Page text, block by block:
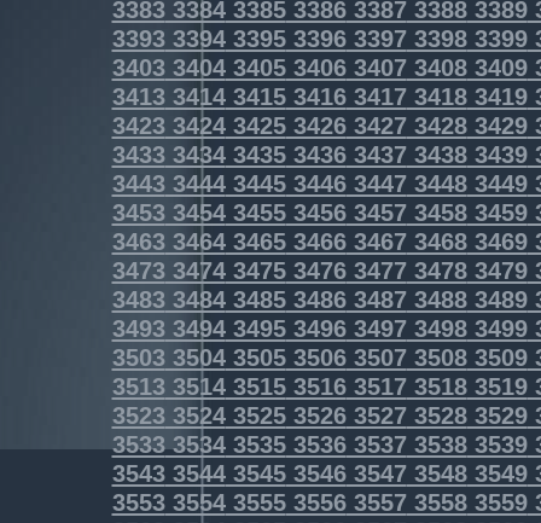
3383338433853386338733883389
3393339433953396339733983399
3403340434053406340734083409
3413341434153416341734183419
3423342434253426342734283429
3433343434353436343734383439
3443344434453446344734483449
3453345434553456345734583459
3463346434653466346734683469
3473347434753476347734783479
3483348434853486348734883489
3493349434953496349734983499
3503350435053506350735083509
3513351435153516351735183519
3523352435253526352735283529
3533353435353536353735383539
3543354435453546354735483549
3553355435553556355735583559